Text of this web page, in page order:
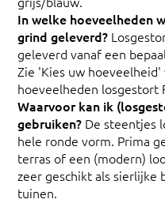
In welke hoeveelheden
grind geleverd?
geleverd vanaf een
Zie 'Kies uw
hoeveelheden losgestort
Waarvoor kan ik
gebruiken? De steentjes
hele ronde vorm. Prima
terras of een (modern)
zeer geschikt als sierlijke
tuinen.